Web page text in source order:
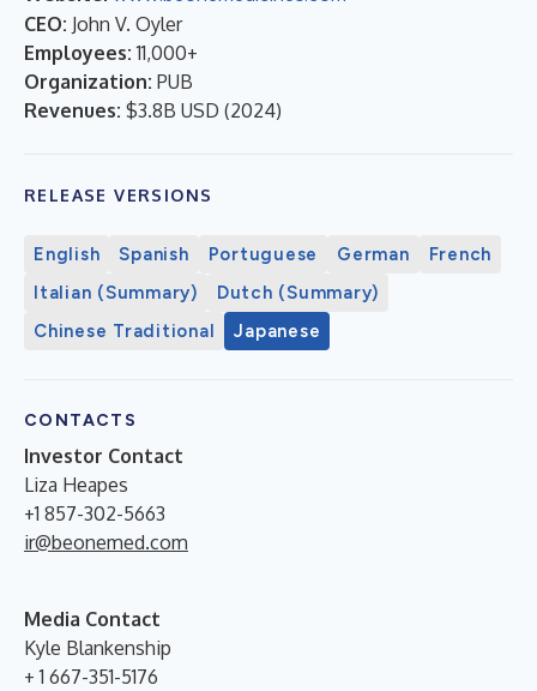
CEO: John V. Oyler
Employees: 11,000+
Organization: PUB
Revenues: $3.8B USD (2024)
RELEASE VERSIONS
English Spanish Portuguese German
French
Italian (Summary)
Dutch (Summary)
Chinese Traditional
Japanese
CONTACTS
Investor Contact
Liza Heapes
+1 857-302-5663
ir@beonemed.com
Media Contact
Kyle Blankenship
+ 1 667-351-5176